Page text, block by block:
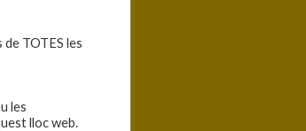
de TOTES les
les
lloc web.